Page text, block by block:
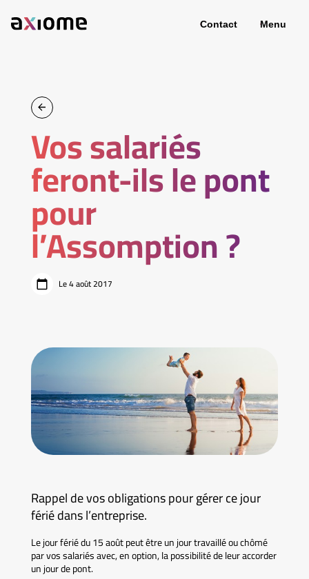
Contact Menu
Vos salariés
feront-ils le pont
pour
l’Assomption ?
Le 4 août 2017
Rappel de vos obligations pour gérer ce jour
férié dans l’entreprise.
Le jour férié du 15 août peut être un jour travaillé ou chômé
par vos salariés avec, en option, la possibilité de leur accorder
un jour de pont.